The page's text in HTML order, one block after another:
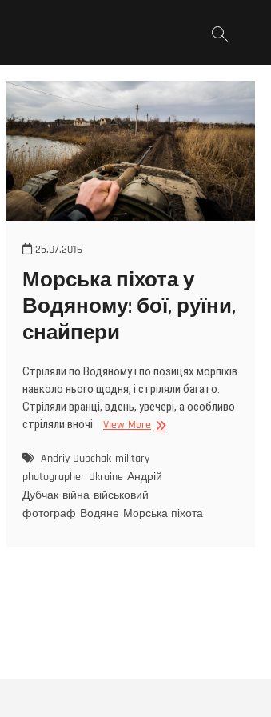
25.07.2016
Морська піхота у
Водяному: бої, руїни,
снайпери
Стріляли по Водяному і по позицях морпіхів
навколо нього щодня, і стріляли багато.
Стріляли вранці, вдень, увечері, а особливо
стріляли вночі
View More
Andriy Dubchak military
photographer Ukraine Андрій
Дубчак війна військовий
фотограф Водяне Морська піхота